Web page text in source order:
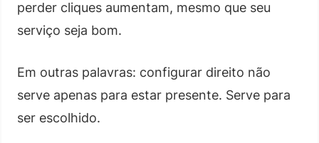
perder cliques aumentam, mesmo que seu
serviço seja bom.
Em outras palavras: configurar direito não
serve apenas para estar presente. Serve para
ser escolhido.